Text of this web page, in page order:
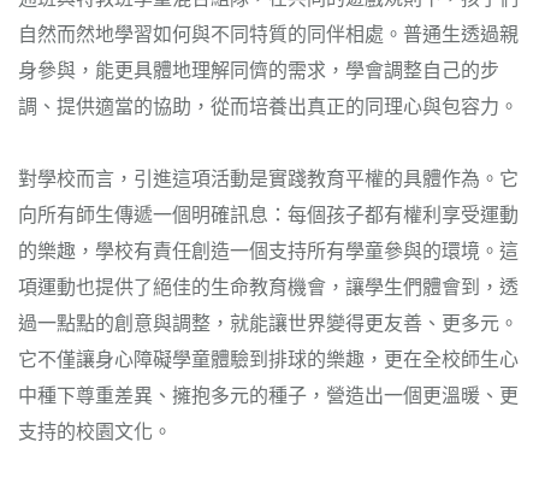
自然而然地學習如何與不同特質的同伴相處。普通生透過親
身參與，能更具體地理解同儕的需求，學會調整自己的步
調、提供適當的協助，從而培養出真正的同理心與包容力。
對學校而言，引進這項活動是實踐教育平權的具體作為。它
向所有師生傳遞一個明確訊息：每個孩子都有權利享受運動
的樂趣，學校有責任創造一個支持所有學童參與的環境。這
項運動也提供了絕佳的生命教育機會，讓學生們體會到，透
過一點點的創意與調整，就能讓世界變得更友善、更多元。
它不僅讓身心障礙學童體驗到排球的樂趣，更在全校師生心
中種下尊重差異、擁抱多元的種子，營造出一個更溫暖、更
支持的校園文化。